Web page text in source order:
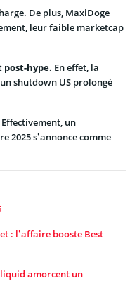
De plus, MaxiDoge
leur faible marketcap
hype. En effet, la
shutdown US prolongé
Effectivement, un
2025 s’annonce comme
: l’affaire booste Best
amorcent un